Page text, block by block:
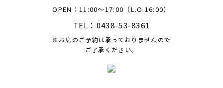
OPEN：11:00～17:00（L.O.16:00）
TEL：0438-53-8361
※お席のご予約は承っておりませんので
ご了承ください。